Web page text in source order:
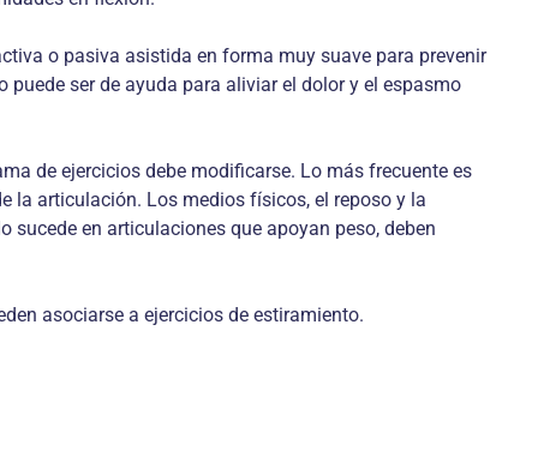
o pasiva asistida en forma muy suave para prevenir
ser de ayuda para aliviar el dolor y el espasmo
de ejercicios debe modificarse. Lo más frecuente es
la articulación. Los medios físicos, el reposo y la
en articulaciones que apoyan peso, deben
asociarse a ejercicios de estiramiento.